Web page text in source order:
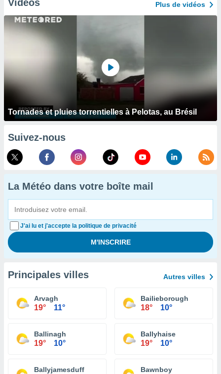
Vidéos Plus de vidéos
Tornades et pluies torrentielles à Pelotas, au Brésil
Suivez-nous
La Météo dans votre boîte mail
J'ai lu et j'accepte la politique de privacité
Principales villes Autres villes
Arvagh
19° 11°
Bailieborough
18° 10°
Ballinagh
19° 10°
Ballyhaise
19° 10°
Ballyjamesduff Bawnboy